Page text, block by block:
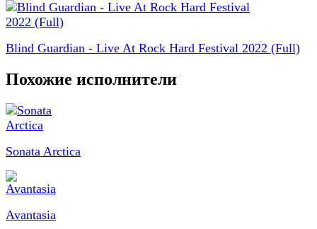
Blind Guardian - Live At Rock Hard Festival 2022 (Full)
Похожие исполнители
Sonata Arctica
Avantasia